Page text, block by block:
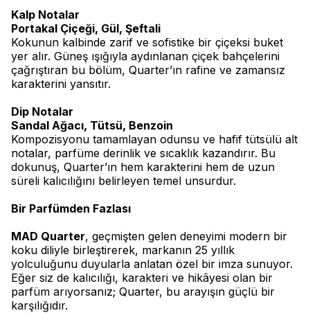
Kalp Notalar
Portakal Çiçeği, Gül, Şeftali
Kokunun kalbinde zarif ve sofistike bir çiçeksi buket
yer alır. Güneş ışığıyla aydınlanan çiçek bahçelerini
çağrıştıran bu bölüm, Quarter’ın rafine ve zamansız
karakterini yansıtır.
Dip Notalar
Sandal Ağacı, Tütsü, Benzoin
Kompozisyonu tamamlayan odunsu ve hafif tütsülü alt
notalar, parfüme derinlik ve sıcaklık kazandırır. Bu
dokunuş, Quarter’ın hem karakterini hem de uzun
süreli kalıcılığını belirleyen temel unsurdur.
Bir Parfümden Fazlası
MAD Quarter, geçmişten gelen deneyimi modern bir
koku diliyle birleştirerek, markanın 25 yıllık
yolculuğunu duyularla anlatan özel bir imza sunuyor.
Eğer siz de kalıcılığı, karakteri ve hikâyesi olan bir
parfüm arıyorsanız; Quarter, bu arayışın güçlü bir
karşılığıdır.